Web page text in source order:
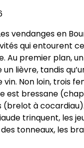
vendanges en
qui entourent
Au premier plan,
lièvre, tandis
Non loin, trois
est bressane
à cocardiau).
trinquent, les
tonneaux, les